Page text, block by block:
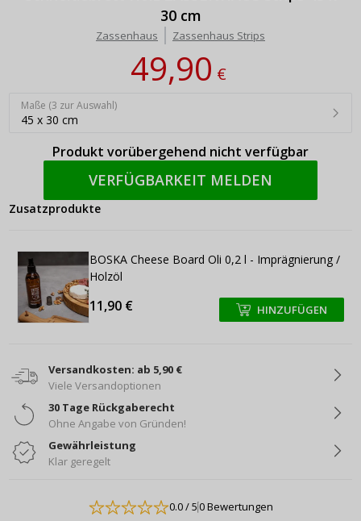
30 cm
Zassenhaus Zassenhaus Strips
49,90€
Maße (3 zur Auswahl)
45 x 30 cm
Produkt vorübergehend nicht verfügbar
VERFÜGBARKEIT MELDEN
Zusatzprodukte
BOSKA Cheese Board Oli 0,2 l - Imprägnierung /
Holzöl
11,90 € +
+ HINZUFÜGEN
Versandkosten: ab 5,90 €
Viele Versandoptionen
30 Tage Rückgaberecht
Ohne Angabe von Gründen!
Gewährleistung
Klar geregelt
0.0/ 50 Bewertungen